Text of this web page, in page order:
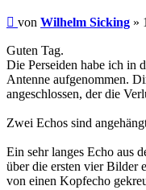
Beitrag
von Wilhelm Sicking »
Guten Tag.
Die Perseiden habe ich in
Antenne aufgenommen.
angeschlossen, der die
Zwei Echos sind
Ein sehr langes Echo aus
über die ersten vier Bilder
von einen Kopfecho